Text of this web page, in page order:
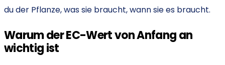
du der Pflanze, was sie braucht, wann sie es braucht.
Warum der EC-Wert von Anfang an
wichtig ist